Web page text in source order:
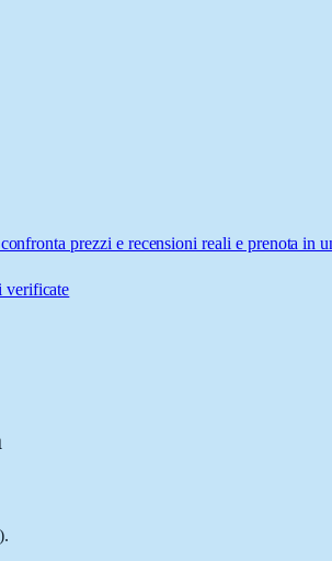
prezzi e recensioni reali e prenota in
verificate